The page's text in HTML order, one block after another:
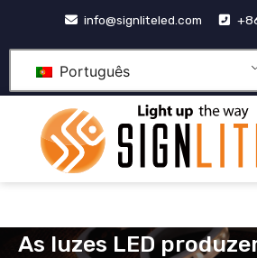
conteúdo
info@signliteled.com
Português
As luzes LED